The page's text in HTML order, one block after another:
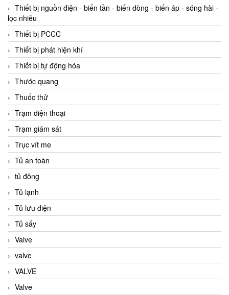
Thiết bị nguồn điện - biến tần - biến dòng - biến áp - sóng hài -
lọc nhiễu
Thiết bị PCCC
Thiết bị phát hiện khí
Thiết bị tự động hóa
Thước quang
Thuốc thử
Trạm điện thoại
Trạm giám sát
Trục vít me
Tủ an toàn
tủ đông
Tủ lạnh
Tủ lưu điện
Tủ sấy
Valve
valve
VALVE
Valve